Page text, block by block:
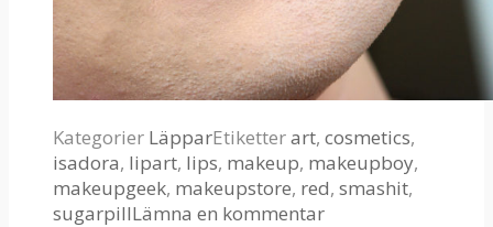
Kategorier LäpparEtiketterart, cosmetics,
isadora, lipart, lips, makeup, makeupboy,
makeupgeek, makeupstore, red, smashit,
sugarpillLämna en kommentar